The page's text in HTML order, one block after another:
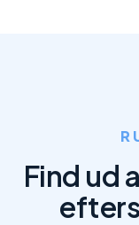
Find ud